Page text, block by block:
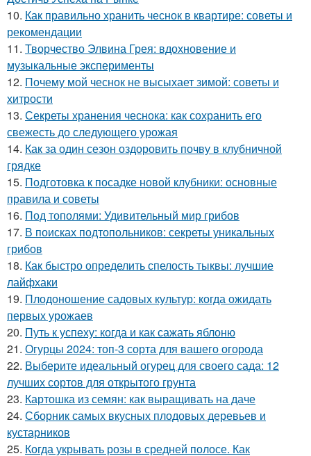
10. Как правильно хранить чеснок в квартире: советы и
рекомендации
11. Творчество Элвина Грея: вдохновение и
музыкальные эксперименты
12. Почему мой чеснок не высыхает зимой: советы и
хитрости
13. Секреты хранения чеснока: как сохранить его
свежесть до следующего урожая
14. Как за один сезон оздоровить почву в клубничной
грядке
15. Подготовка к посадке новой клубники: основные
правила и советы
16. Под тополями: Удивительный мир грибов
17. В поисках подтопольников: секреты уникальных
грибов
18. Как быстро определить спелость тыквы: лучшие
лайфхаки
19. Плодоношение садовых культур: когда ожидать
первых урожаев
20. Путь к успеху: когда и как сажать яблоню
21. Огурцы 2024: топ-3 сорта для вашего огорода
22. Выберите идеальный огурец для своего сада: 12
лучших сортов для открытого грунта
23. Картошка из семян: как выращивать на даче
24. Сборник самых вкусных плодовых деревьев и
кустарников
25. Когда укрывать розы в средней полосе. Как